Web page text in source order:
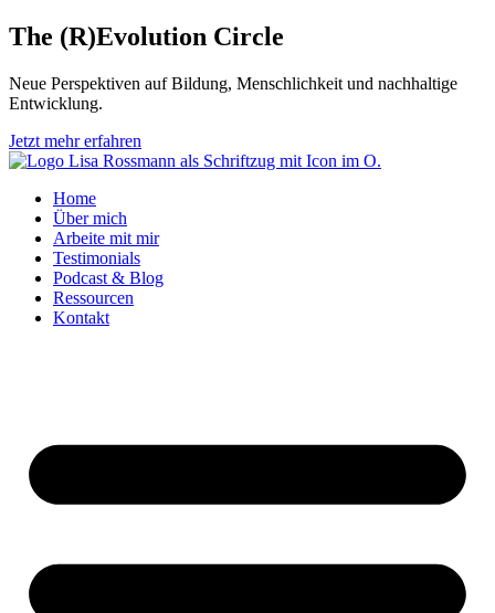
Zum
Inhalt
The (R)Evolution Circle
Neue Perspektiven auf Bildung, Menschlichkeit und nachhaltige
Entwicklung.
Jetzt mehr erfahren
Home
Über mich
Arbeite mit mir
Testimonials
Podcast & Blog
Ressourcen
Kontakt